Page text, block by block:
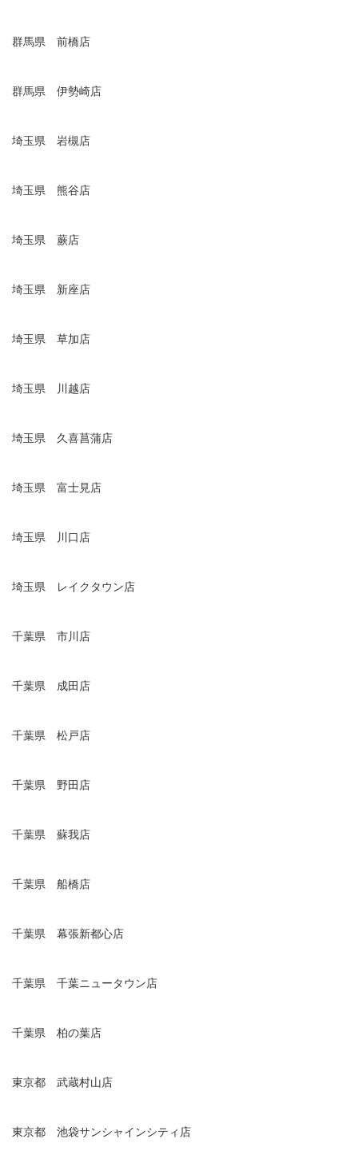
群馬県 前橋店
群馬県 伊勢崎店
埼玉県 岩槻店
埼玉県 熊谷店
埼玉県 蕨店
埼玉県 新座店
埼玉県 草加店
埼玉県 川越店
埼玉県 久喜菖蒲店
埼玉県 富士見店
埼玉県 川口店
埼玉県 レイクタウン店
千葉県 市川店
千葉県 成田店
千葉県 松戸店
千葉県 野田店
千葉県 蘇我店
千葉県 船橋店
千葉県 幕張新都心店
千葉県 千葉ニュータウン店
千葉県 柏の葉店
東京都 武蔵村山店
東京都 池袋サンシャインシティ店